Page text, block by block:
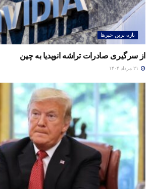
تازه ترین خبرها
از سرگیری صادرات تراشه انویدیا به چین